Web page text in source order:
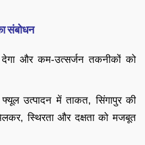
संबोधन
देगा और कम-उत्सर्जन तकनीकों को
उत्पादन में ताकत, सिंगापुर की
स्थिरता और दक्षता को मजबूत